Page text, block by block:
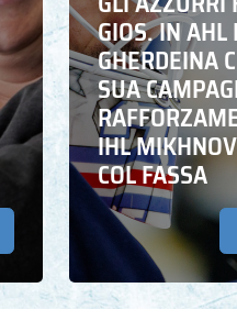
GIOS. IN AHL
GHERDEINA
SUA
IHL
COL FASSA